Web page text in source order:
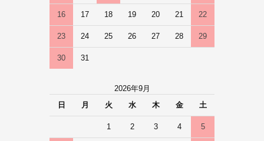
16 17 18 19 20 21 22
23 24 25 26 27 28 29
30 31
2026年9月
日
月 火 水 木 金 土
1 2 3 4 5